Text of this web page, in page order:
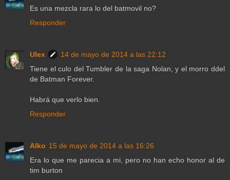
Es una mezcla rara lo del batmovil no?
Responder
Ulex
14 de mayo de 2014 a las 22:12
Tiene el culo del Tumbler de la saga Nolan, y el morro ddel
de Batman Forever.
Habrá que verlo bien.
Responder
Alko 15 de mayo de 2014 a las 16:26
Era lo que me parecia a mi, pero no han echo honor al de
tim burton